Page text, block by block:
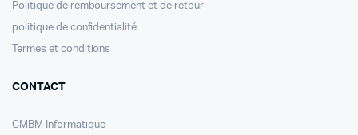
Politique de remboursement et de retour
politique de confidentialité
Termes et conditions
CONTACT
CMBM Informatique